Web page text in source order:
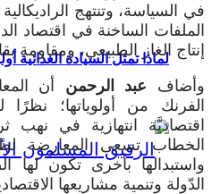
لماذا تمثل السيادة الغذائية
في السياسة، وتنتهج
الملفات الساخنة في اقتصاد
إنتاج الغاز الطبيعي، ومقاومة
وأضاف عبد الرحمن أن
الفرنك من أولوياتها؛
اقتصاديَّة انتهازية في نهب
الخطاب تسعى المعارضة
واستبدالها بأخرى تكون لها
الدّولة وتنمية مشاريعها